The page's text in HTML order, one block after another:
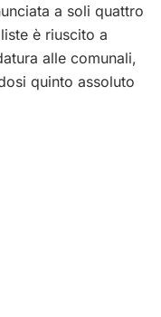
a soli quattro
è riuscito a
alle comunali,
quinto assoluto